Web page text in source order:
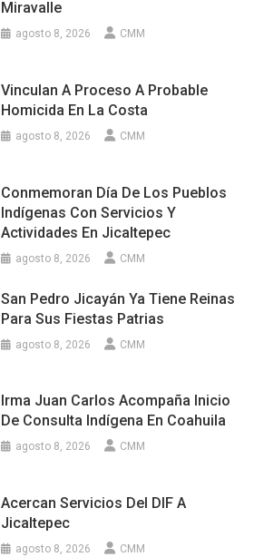
Miravalle
agosto 8, 2026 CMM
Vinculan A Proceso A Probable
Homicida En La Costa
agosto 8, 2026 CMM
Conmemoran Día De Los Pueblos
Indígenas Con Servicios Y
Actividades En Jicaltepec
agosto 8, 2026 CMM
San Pedro Jicayán Ya Tiene Reinas
Para Sus Fiestas Patrias
agosto 8, 2026 CMM
Irma Juan Carlos Acompaña Inicio
De Consulta Indígena En Coahuila
agosto 8, 2026 CMM
Acercan Servicios Del DIF A
Jicaltepec
agosto 8, 2026 CMM